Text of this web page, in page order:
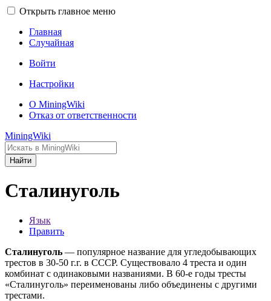
Открыть главное меню
Главная
Случайная
Войти
Настройки
О MiningWiki
Отказ от ответственности
MiningWiki
Найти
Сталинуголь
Язык
Править
Сталинуголь — популярное название для угледобывающих
трестов в 30-50 г.г. в СССР. Существовало 4 треста и один
комбинат с одинаковыми названиями. В 60-е годы тресты
«Сталинуголь» переименованы либо объединены с другими
трестами.